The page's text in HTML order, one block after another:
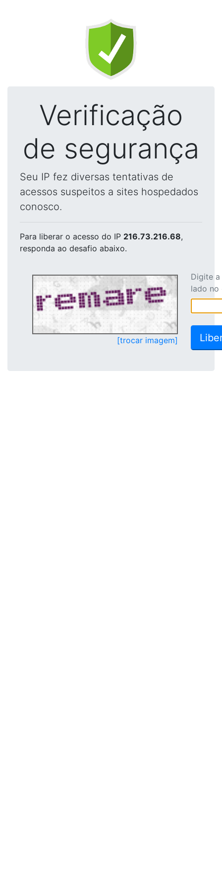
Verificação
de segurança
Seu IP fez diversas tentativas de
acessos suspeitos a sites hospedados
conosco.
Para liberar o acesso do IP 216.73.216.68,
responda ao desafio abaixo.
[trocar imagem]
Digite
lado no